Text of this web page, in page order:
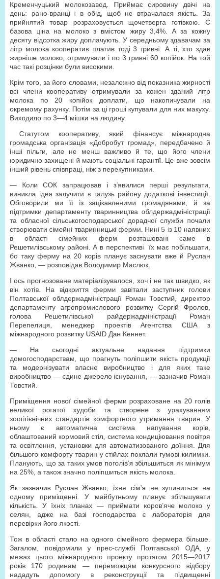
Кременчуцький молокозавод. Приймає сировину двічі на
день: рано-вранці і в обід, щоб не втрачалася якість. За
прийнятий товар розраховується щочетверга готівкою. Є
базова ціна на молоко з вмістом жиру 3,4%. А за кожну
десяту відсотка жиру доплачують. У середньому здавачам за
літр молока кооператив платив тоді 3 гривні. А ті, хто здав
жирніше молоко, отримували і по 3 гривні 60 копійок. На той
час такі розцінки були високими.
Крім того, за його словами, незалежно від показника жирності
всі члени кооперативу отримували за кожен зданий літр
молока по 20 копійок доплати, що накопичували на
окремому рахунку. Потім за ці гроші купували для них макуху.
Виходило по 3—4 мішки на людину.
Статутом кооперативу, який фінансує міжнародна
громадська організація «Добробут громад», передбачено й
інші пільги, але не менш важливо й те, що його члени
юридично захищені й мають соціальні гарантії. Це вже зовсім
інший рівень співпраці, ніж з перекупниками.
— Коли СОК запрацював і з’явилися перші результати,
виникла ідея залучити в галузь району додаткові інвестиції.
Обговорили ми її із зацікавленими громадянами, й за
підтримки департаменту тваринництва облдержадміністрації
та обласної сільськогосподарської дорадчої служби почали
створювати сімейні тваринницькі ферми. Нині 5 із 10 наявних
в області сімейних ферм розташовані саме в
Решетилівському районі. А в перспективі їх має побільшати,
бо таку ферму на 20 корів планує заснувати вже й Руслан
Жванко, — розповідав Володимир Маслюк.
І ось прогнозоване матеріалізувалося, хоч і не так швидко, як
він хотів. На відкриття ферми завітали заступник голови
Полтавської облдержадміністрації Роман Товстий, директор
департаменту агропромислового розвитку Сергій Фролов,
голова Решетилівської райдержадміністрації Роман
Перепелиця, менеджер проектів Агентства США з
міжнародного розвитку USAID Дан Кеннет.
— На сьогодні актуальне надання підтримки
домогосподарствам, що прагнуть поліпшити якість продукції
та модернізувати власне виробництво і для яких таке
виробництво — єдине джерело існування, — зазначив Роман
Товстий.
Приміщення нової сімейної ферми розраховане на 20 голів
великої рогатої худоби та створене з урахуванням
зоогігієнічних стандартів комфортного утримання тварин. У
ньому є автоматична система напування корів,
облаштований кормовий стіл, система кондиціювання повітря
та освітлення, установки для автоматизованого доїння. Для
більшого комфорту тварин у стійлах поклали гумові килимки.
Планують, що за таких умов поголів’я збільшиться як мінімум
на 25%, а також значно поліпшиться якість молока.
Як зазначив Руслан Жванко, їхня сім’я не зупиниться на
одному приміщенні. У майбутньому планує збільшувати
кількість. У їхніх планах — приймати коров’яче молоко у
селян, адже на базі господарства є лабораторія для
перевірки його якості.
Тож в області стало на одного сімейного фермера більше.
Загалом, повідомили у прес-службі Полтавської ОДА, у
межах цього міжнародного проекту протягом 2015—2017
років 170 родинам — переможцям конкурсного відбору
нададуть допомогу в реконструкції та підвищенні